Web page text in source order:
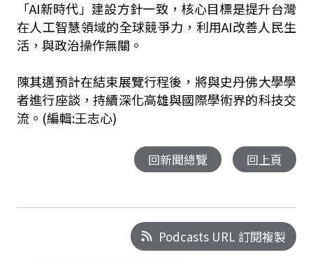
「AI新時代」建設方針一致，核心目標是提升台灣
在人工智慧領域的全球競爭力，利用AI改善人民生
活，與政治操作無關。
陳其邁預計在結束展覽行程後，將與史丹佛大學學
者進行座談，持續深化高雄與國際學術界的科技交
流。(編輯:王志心)
回新聞總覽 回上頁
Podcasts URL 訂閱複製